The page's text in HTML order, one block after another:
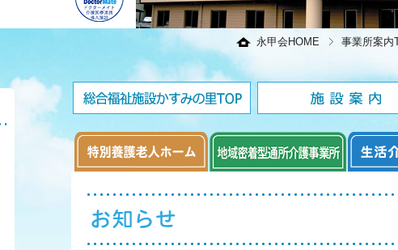
永甲会HOME 事業所案内